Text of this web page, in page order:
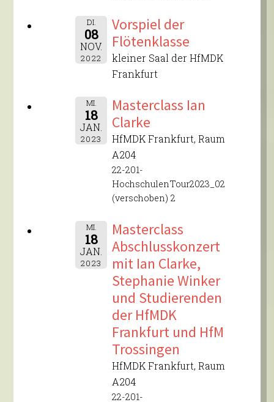
DI.
08
NOV.
2022
Vorspiel der
Flötenklasse
kleiner Saal der HfMDK
Frankfurt
MI.
18
JAN.
2023
Masterclass Ian
Clarke
HfMDK Frankfurt, Raum
A204
22-201-
HochschulenTour2023_02
(verschoben) 2
MI.
18
JAN.
2023
Masterclass
Abschlusskonzert
mit Ian Clarke,
Stephanie Winker
und Studierenden
der HfMDK
Frankfurt und HfM
Trossingen
HfMDK Frankfurt, Raum
A204
22-201-